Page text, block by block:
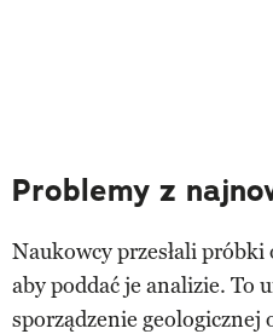
Problemy z
Naukowcy przesłali
aby poddać je analizie. To
sporządzenie geologicznej